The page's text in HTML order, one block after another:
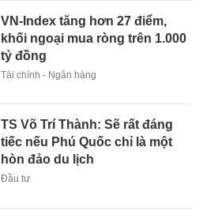
VN-Index tăng hơn 27 điểm,
khối ngoại mua ròng trên 1.000
tỷ đồng
Tài chính - Ngân hàng
TS Võ Trí Thành: Sẽ rất đáng
tiếc nếu Phú Quốc chỉ là một
hòn đảo du lịch
Đầu tư